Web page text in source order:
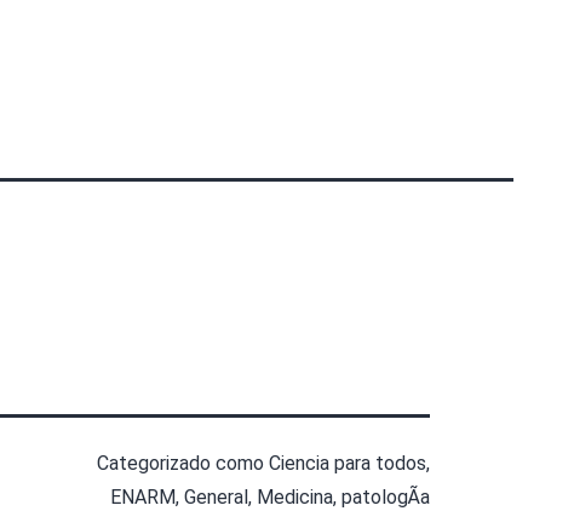
Categorizado como Ciencia para todos,
ENARM, General , Medicina, patologÃ­a